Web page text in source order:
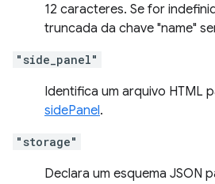
12 caracteres. Se for
truncada da chave "name"
"side_panel"
Identifica um arquivo HTML
sidePanel.
"storage"
Declara um esquema JSON